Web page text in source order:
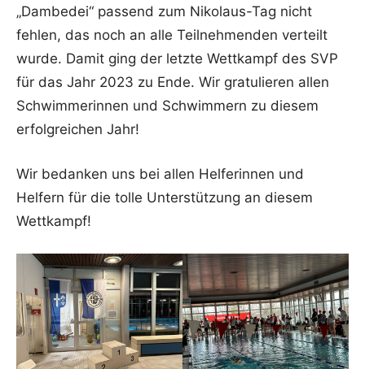
„Dambedei“ passend zum Nikolaus-Tag nicht
fehlen, das noch an alle Teilnehmenden verteilt
wurde. Damit ging der letzte Wettkampf des SVP
für das Jahr 2023 zu Ende. Wir gratulieren allen
Schwimmerinnen und Schwimmern zu diesem
erfolgreichen Jahr!
Wir bedanken uns bei allen Helferinnen und
Helfern für die tolle Unterstützung an diesem
Wettkampf!